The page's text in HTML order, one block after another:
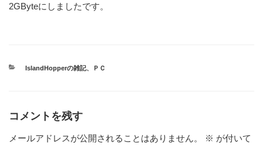
2GByteにしましたです。
カ
IslandHopperの雑記、 ＰＣ
コメントを残す
メールアドレスが公開されることはありません。 ※ が付いて